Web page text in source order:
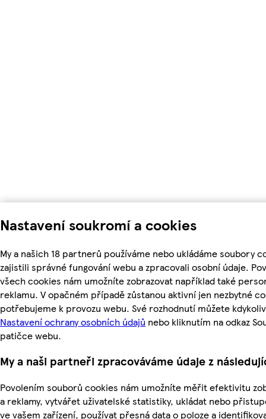
Nastavení soukromí a cookies
My a našich 18 partnerů používáme nebo ukládáme soubory
zajistili správné fungování webu a zpracovali osobní údaje.
všech cookies nám umožníte zobrazovat například také
reklamu. V opačném případě zůstanou aktivní jen nezbytné
potřebujeme k provozu webu. Své rozhodnutí můžete
Nastavení ochrany osobních údajů nebo kliknutím na odkaz
patičce webu.
My a naši partneři zpracováváme údaje z
Povolením souborů cookies nám umožníte měřit efektivitu
a reklamy, vytvářet uživatelské statistiky, ukládat nebo
ve vašem zařízení, používat přesná data o poloze a